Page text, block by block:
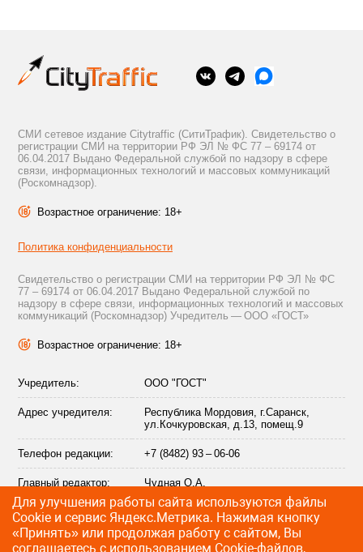
СМИ сетевое издание Citytraffic (СитиТрафик). Свидетельство о
регистрации СМИ на территории РФ ЭЛ № ФС 77 – 69174 от
06.04.2017 Выдано Федеральной службой по надзору в сфере
связи, информационных технологий и массовых коммуникаций
(Роскомнадзор).
Возрастное ограничение: 18+
Политика конфиденциальности
Свидетельство о регистрации СМИ на территории РФ ЭЛ № ФС
77 – 69174 от 06.04.2017 Выдано Федеральной службой по
надзору в сфере связи, информационных технологий и массовых
коммуникаций (Роскомнадзор) Учредитель — ООО «ГОСТ»
Возрастное ограничение: 18+
Учредитель: ООО "ГОСТ"
Адрес учредителя:
Республика Мордовия, г.Саранск,
ул.Кочкуровская, д.13, помещ.9
Телефон редакции: +7 (8482) 93 – 06-06
Главный редактор: Чудная О.А.
Адрес электронной
почты редакции:
info@citytraffic.ru
Для улучшения работы сайта используются файлы
Сookie и сервис Яндекс.Метрика. Нажимая кнопку
«Принять» или продолжая работу с сайтом, Вы
соглашаетесь с использованием Cookie-файлов,